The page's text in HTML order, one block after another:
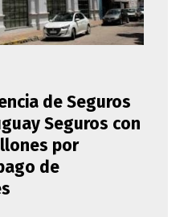
de Seguros
Seguros con
por
de